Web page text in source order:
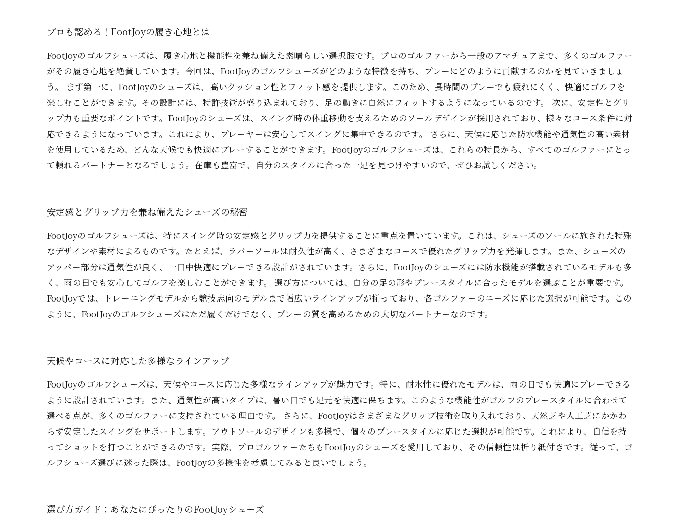
プロも認める！FootJoyの履き心地とは
FootJoyのゴルフシューズは、履き心地と機能性を兼ね備えた素晴らしい選択肢です。プロのゴルファーから一般のアマチュアまで、多くのゴルファー
がその履き心地を絶賛しています。今回は、FootJoyのゴルフシューズがどのような特徴を持ち、プレーにどのように貢献するのかを見ていきましょ
う。 まず第一に、FootJoyのシューズは、高いクッション性とフィット感を提供します。このため、長時間のプレーでも疲れにくく、快適にゴルフを
楽しむことができます。その設計には、特許技術が盛り込まれており、足の動きに自然にフィットするようになっているのです。 次に、安定性とグリ
ップ力も重要なポイントです。FootJoyのシューズは、スイング時の体重移動を支えるためのソールデザインが採用されており、様々なコース条件に対
応できるようになっています。これにより、プレーヤーは安心してスイングに集中できるのです。 さらに、天候に応じた防水機能や通気性の高い素材
を使用しているため、どんな天候でも快適にプレーすることができます。FootJoyのゴルフシューズは、これらの特長から、すべてのゴルファーにとっ
て頼れるパートナーとなるでしょう。在庫も豊富で、自分のスタイルに合った一足を見つけやすいので、ぜひお試しください。
安定感とグリップ力を兼ね備えたシューズの秘密
FootJoyのゴルフシューズは、特にスイング時の安定感とグリップ力を提供することに重点を置いています。これは、シューズのソールに施された特殊
なデザインや素材によるものです。たとえば、ラバーソールは耐久性が高く、さまざまなコースで優れたグリップ力を発揮します。また、シューズの
アッパー部分は通気性が良く、一日中快適にプレーできる設計がされています。さらに、FootJoyのシューズには防水機能が搭載されているモデルも多
く、雨の日でも安心してゴルフを楽しむことができます。 選び方については、自分の足の形やプレースタイルに合ったモデルを選ぶことが重要です。
FootJoyでは、トレーニングモデルから競技志向のモデルまで幅広いラインアップが揃っており、各ゴルファーのニーズに応じた選択が可能です。この
ように、FootJoyのゴルフシューズはただ履くだけでなく、プレーの質を高めるための大切なパートナーなのです。
天候やコースに対応した多様なラインアップ
FootJoyのゴルフシューズは、天候やコースに応じた多様なラインアップが魅力です。特に、耐水性に優れたモデルは、雨の日でも快適にプレーできる
ように設計されています。また、通気性が高いタイプは、暑い日でも足元を快適に保ちます。このような機能性がゴルフのプレースタイルに合わせて
選べる点が、多くのゴルファーに支持されている理由です。 さらに、FootJoyはさまざまなグリップ技術を取り入れており、天然芝や人工芝にかかわ
らず安定したスイングをサポートします。アウトソールのデザインも多様で、個々のプレースタイルに応じた選択が可能です。これにより、自信を持
ってショットを打つことができるのです。実際、プロゴルファーたちもFootJoyのシューズを愛用しており、その信頼性は折り紙付きです。従って、ゴ
ルフシューズ選びに迷った際は、FootJoyの多様性を考慮してみると良いでしょう。
選び方ガイド：あなたにぴったりのFootJoyシューズ